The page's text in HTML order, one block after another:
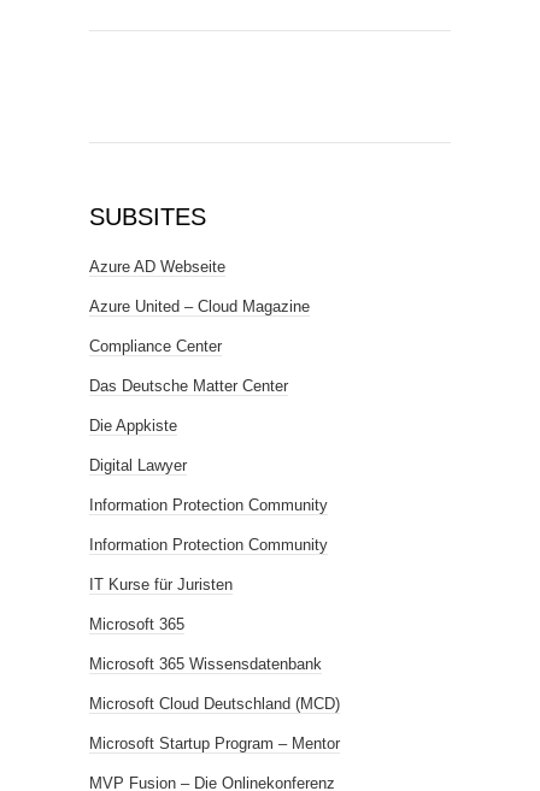
SUBSITES
Azure AD Webseite
Azure United – Cloud Magazine
Compliance Center
Das Deutsche Matter Center
Die Appkiste
Digital Lawyer
Information Protection Community
Information Protection Community
IT Kurse für Juristen
Microsoft 365
Microsoft 365 Wissensdatenbank
Microsoft Cloud Deutschland (MCD)
Microsoft Startup Program – Mentor
MVP Fusion – Die Onlinekonferenz